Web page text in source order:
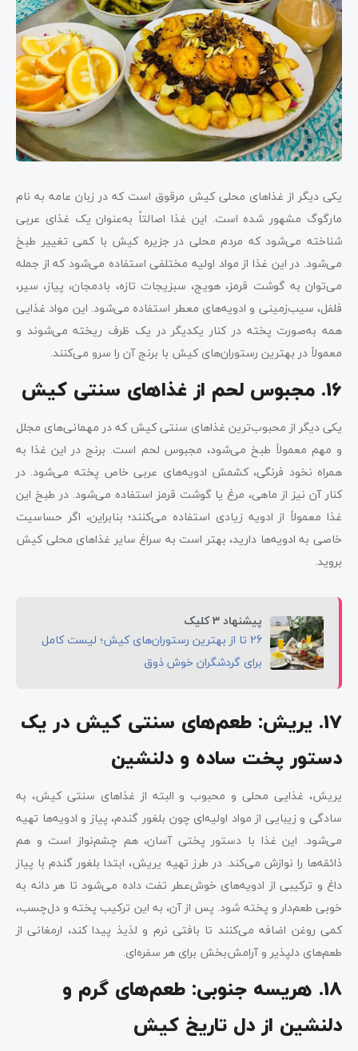
یکی دیگر از غذاهای محلی کیش مرقوق است که در زبان عامه به نام
مارگوگ مشهور شده است. این غذا اصالتاً به‌عنوان یک غذای عربی
شناخته می‌شود که مردم محلی در جزیره کیش با کمی تغییر طبخ
می‌شود. در این غذا از مواد اولیه مختلفی استفاده می‌شود که از جمله
می‌توان به گوشت قرمز، هویج، سبزیجات تازه، بادمجان، پیاز، سیر،
فلفل، سیب‌زمینی و ادویه‌های معطر استفاده می‌شود. این مواد غذایی
همه به‌صورت پخته در کنار یکدیگر در یک ظرف ریخته می‌شوند و
معمولاً در بهترین رستوران‌های کیش با برنج آن را سرو می‌کنند.
16. مجبوس لحم از غذاهای سنتی کیش
یکی دیگر از محبوب‌ترین غذاهای سنتی کیش که در مهمانی‌های مجلل
و مهم معمولاً طبخ می‌شود، مجبوس لحم است. برنج در این غذا به
همراه نخود فرنگی، کشمش ادویه‌های عربی خاص پخته می‌شود. در
کنار آن نیز از ماهی، مرغ یا گوشت قرمز استفاده می‌شود. در طبخ این
غذا معمولاً از ادویه زیادی استفاده می‌کنند؛ بنابراین، اگر حساسیت
خاصی به ادویه‌ها دارید، بهتر است به سراغ سایر غذاهای محلی کیش
بروید.
پیشنهاد 3 کلیک
26 تا از بهترین رستوران‌های کیش؛ لیست کامل
برای گردشگران خوش ذوق
17. یریش: طعم‌های سنتی کیش در یک
دستور پخت ساده و دلنشین
یریش، غذایی محلی و محبوب و البته از غذاهای سنتی کیش، به
سادگی و زیبایی از مواد اولیه‌ای چون بلغور گندم، پیاز و ادویه‌ها تهیه
می‌شود. این غذا با دستور پختی آسان، هم چشم‌نواز است و هم
ذائقه‌ها را نوازش می‌کند. در طرز تهیه یریش، ابتدا بلغور گندم با پیاز
داغ و ترکیبی از ادویه‌های خوش‌عطر تفت داده می‌شود تا هر دانه به
خوبی طعم‌دار و پخته شود. پس از آن، به این ترکیب پخته و دل‌چسب،
کمی روغن اضافه می‌کنند تا بافتی نرم و لذیذ پیدا کند، ارمغانی از
طعم‌های دلپذیر و آرامش‌بخش برای هر سفره‌ای.
18. هریسه جنوبی: طعم‌های گرم و
دلنشین از دل تاریخ کیش